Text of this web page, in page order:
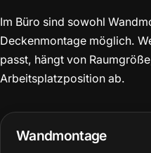
Im Büro sind sowohl
Deckenmontage möglich.
passt, hängt von
Arbeitsplatzposition ab.
Wandmontage